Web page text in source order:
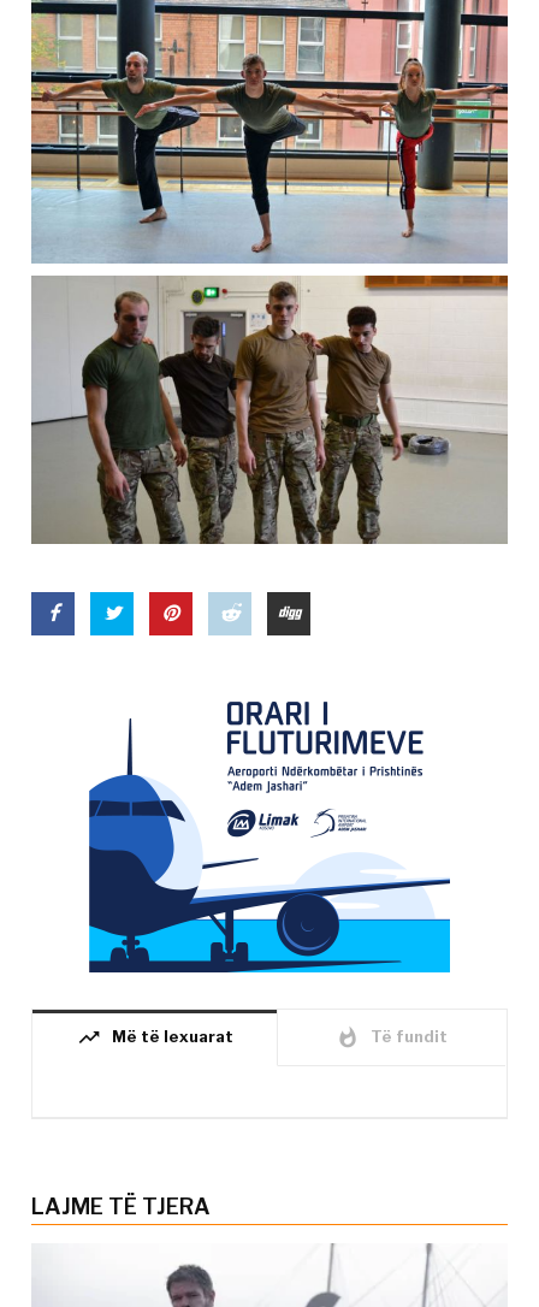
trending_up Më të lexuarat whatshot Të fundit
LAJME TË TJERA